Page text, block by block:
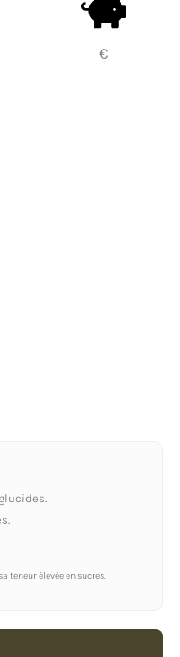
€
teneur élevée en sucres.